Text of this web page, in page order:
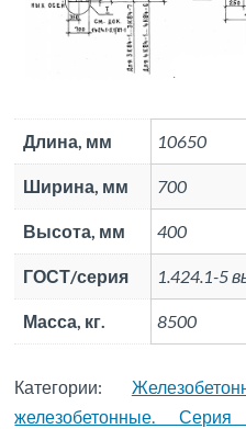
Длина, мм 10650
Ширина, мм 700
Высота, мм 400
ГОСТ/серия 1.424.1-5
Масса, кг. 8500
Категории:
железобетонные.